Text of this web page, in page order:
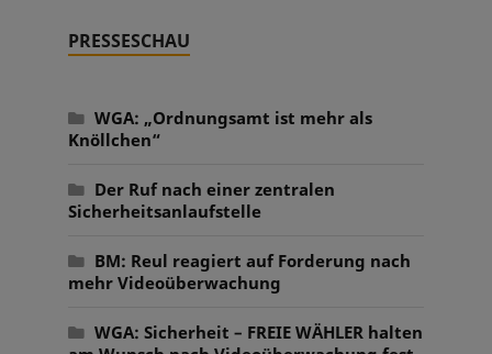
PRESSESCHAU
WGA: „Ordnungsamt ist mehr als
Knöllchen“
Der Ruf nach einer zentralen
Sicherheitsanlaufstelle
BM: Reul reagiert auf Forderung nach
mehr Videoüberwachung
WGA: Sicherheit – FREIE WÄHLER halten